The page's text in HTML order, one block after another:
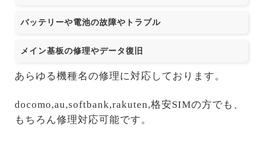
バッテリーや電池の故障やトラブル
メイン基板の修理やデータ復旧
あらゆる機種名の修理に対応しております。
docomo,au,softbank,rakuten,格安SIMの方でも、
もちろん修理対応可能です。